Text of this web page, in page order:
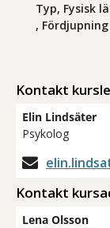
Typ, Fysisk
, Fördjupning
Kontakt
Elin Lindsäter
Psykolog
Kontakt
Lena Olsson